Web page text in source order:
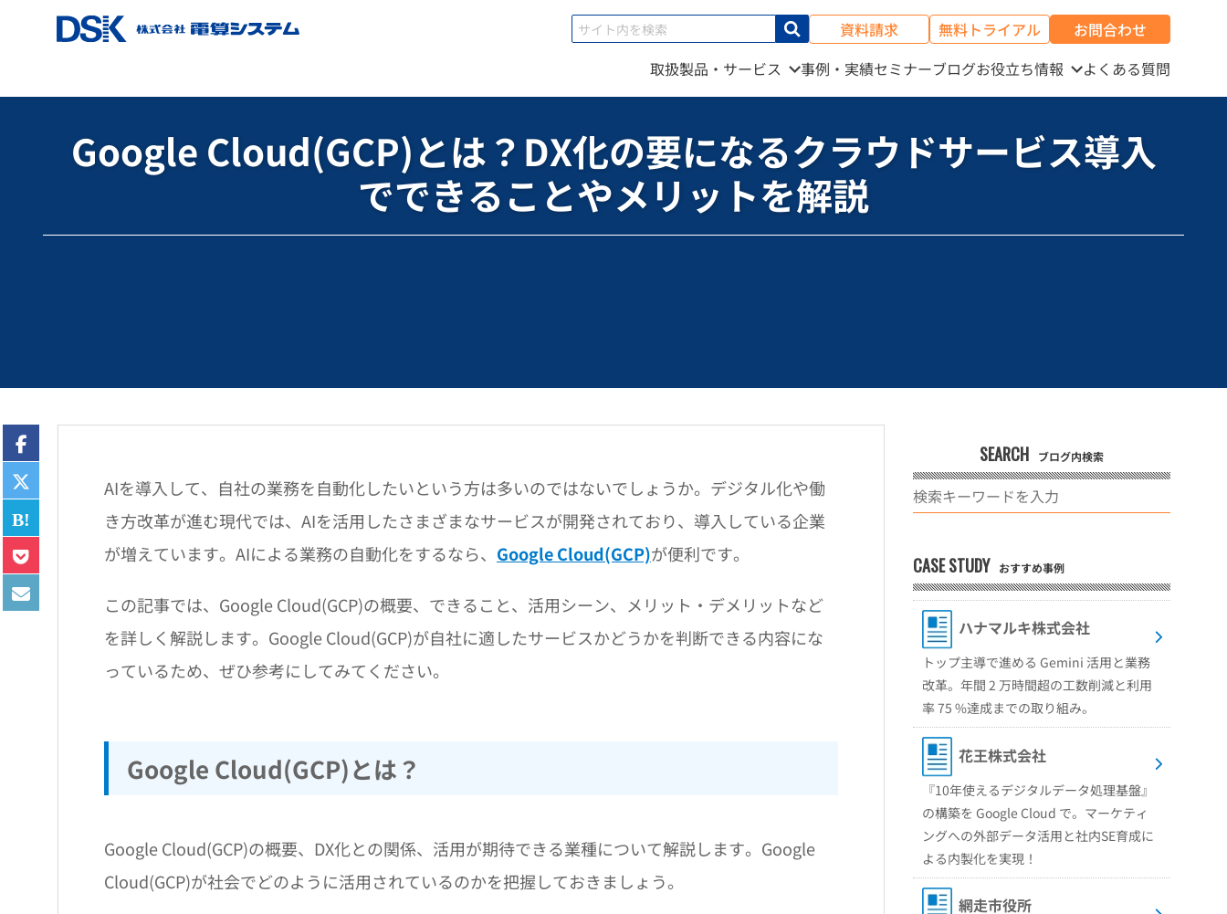
資料請求 無料トライアル
お問合わせ
取扱製品・サービス
事例・実績セミナーブログお役立ち情報 よくある質問
Google Cloud(GCP)とは？DX化の要になるクラウドサービス導入
でできることやメリットを解説
AIを導入して、自社の業務を自動化したいという方は多いのではないでしょうか。デジタル化や働
き方改革が進む現代では、AIを活用したさまざまなサービスが開発されており、導入している企業
が増えています。AIによる業務の自動化をするなら、 Google Cloud(GCP)が便利です。
この記事では、Google Cloud(GCP)の概要、できること、活用シーン、メリット・デメリットなど
を詳しく解説します。Google Cloud(GCP)が自社に適したサービスかどうかを判断できる内容にな
っているため、ぜひ参考にしてみてください。
Google Cloud(GCP)とは？
Google Cloud(GCP)の概要、DX化との関係、活用が期待できる業種について解説します。Google
Cloud(GCP)が社会でどのように活用されているのかを把握しておきましょう。
SEARCH ブログ内検索
CASE STUDY おすすめ事例
ハナマルキ株式会社
トップ主導で進める Gemini 活用と業務
改革。年間 2 万時間超の工数削減と利用
率 75 %達成までの取り組み。
花王株式会社
『10年使えるデジタルデータ処理基盤』
の構築を Google Cloud で。マーケティ
ングへの外部データ活用と社内SE育成に
よる内製化を実現！
網走市役所